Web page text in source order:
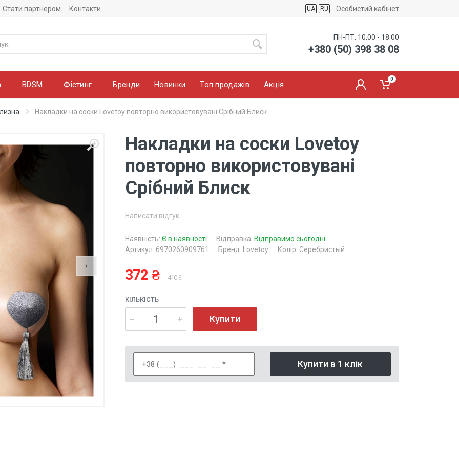
Стати партнером Контакти UA RU Особистий кабінет
ПН-ПТ: 10:00 - 18:00
+380 (50) 398 38 08
BDSM Фістинг Бренди Новинки Топ продажів Акція
0
Накладки на соски Lovetoy повторно використовувані Срібний Блиск
›
Накладки на соски Lovetoy
повторно використовувані
Срібний Блиск
Написати відгук
Наявність: Є в наявності Відправка: Відправимо сьогодні
Артикул: 6970260909761
Бренд: Lovetoy Колір: Серебристый
372 ₴ 410 ₴
КІЛЬКІСТЬ
Купити
Купити в 1 клік